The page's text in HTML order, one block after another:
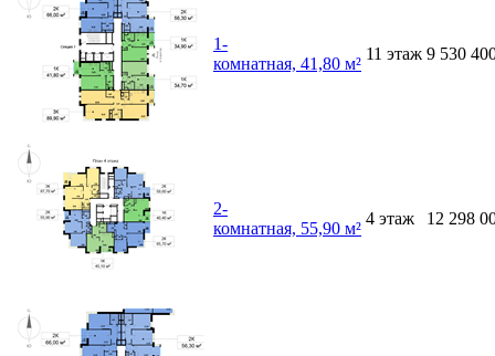
1-
комнатная, 41,80 м²
11 этаж 9 530
2-
комнатная, 55,90 м²
4 этаж 12 298